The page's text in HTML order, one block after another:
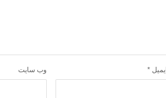
ایمیل * وب‌ سایت